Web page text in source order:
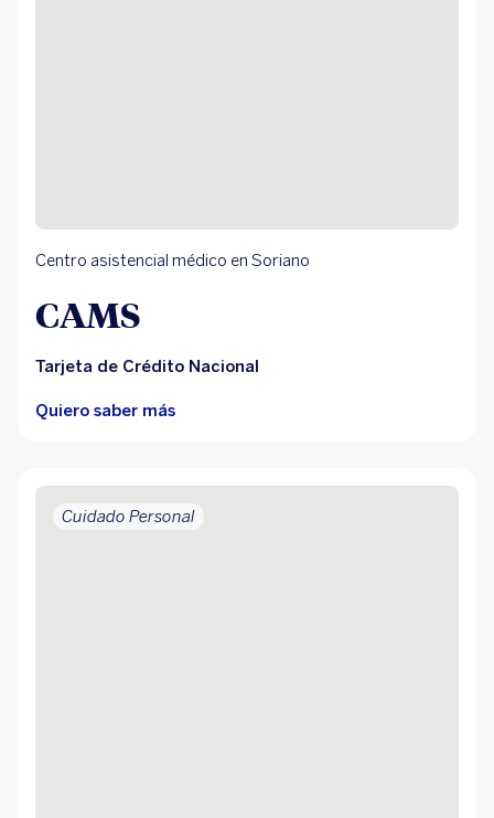
Centro asistencial médico en Soriano
CAMS
Tarjeta de Crédito Nacional
Quiero saber más
Cuidado Personal